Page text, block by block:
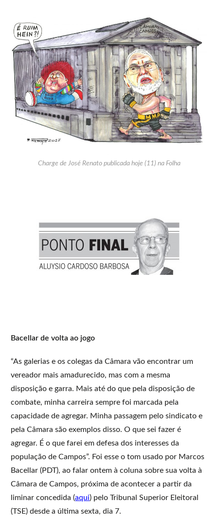
Charge de José Renato publicada hoje (11) na Folha
Bacellar de volta ao jogo
“As galerias e os colegas da Câmara vão encontrar um
vereador mais amadurecido, mas com a mesma
disposição e garra. Mais até do que pela disposição de
combate, minha carreira sempre foi marcada pela
capacidade de agregar. Minha passagem pelo sindicato e
pela Câmara são exemplos disso. O que sei fazer é
agregar. É o que farei em defesa dos interesses da
população de Campos”. Foi esse o tom usado por Marcos
Bacellar (PDT), ao falar ontem à coluna sobre sua volta à
Câmara de Campos, próxima de acontecer a partir da
liminar concedida (aqui) pelo Tribunal Superior Eleitoral
(TSE) desde a última sexta, dia 7.